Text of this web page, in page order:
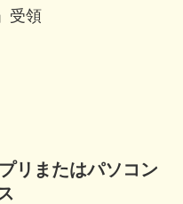
受領
リまたはパソコン
ス